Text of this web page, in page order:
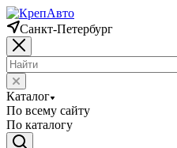
Санкт-Петербург
Каталог
По всему сайту
По каталогу